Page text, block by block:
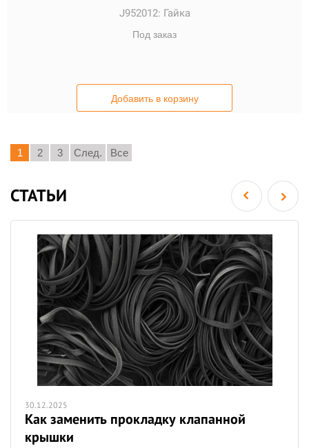
J952012: Гайка
Под заказ
Добавить в корзину
1 2 3 След. Все
СТАТЬИ
30.12.2025
Как заменить прокладку клапанной
крышки